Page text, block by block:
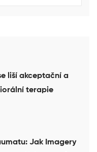
liší akceptační a
terapie
Jak Imagery